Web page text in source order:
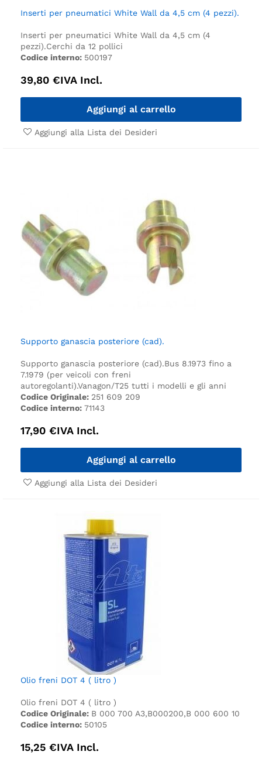
Inserti per pneumatici White Wall da 4,5 cm (4 pezzi).
Inserti per pneumatici White Wall da 4,5 cm (4
pezzi).Cerchi da 12 pollici
Codice interno: 500197
39,80 €IVA Incl.
Aggiungi al carrello
Aggiungi alla Lista dei Desideri
Supporto ganascia posteriore (cad).
Supporto ganascia posteriore (cad).Bus 8.1973 fino a
7.1979 (per veicoli con freni
autoregolanti).Vanagon/T25 tutti i modelli e gli anni
Codice Originale: 251 609 209
Codice interno: 71143
17,90 €IVA Incl.
Aggiungi al carrello
Aggiungi alla Lista dei Desideri
Olio freni DOT 4 ( litro )
Olio freni DOT 4 ( litro )
Codice Originale: B 000 700 A3,B000200,B 000 600 10
Codice interno: 50105
15,25 €IVA Incl.